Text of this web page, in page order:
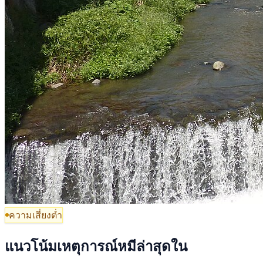
ความเสี่ยงต่ำ
แนวโน้มเหตุการณ์หมีล่าสุดใน